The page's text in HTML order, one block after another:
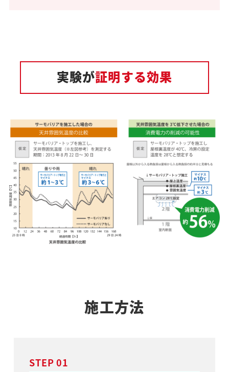
実験が証明する効果
施工方法
STEP 01